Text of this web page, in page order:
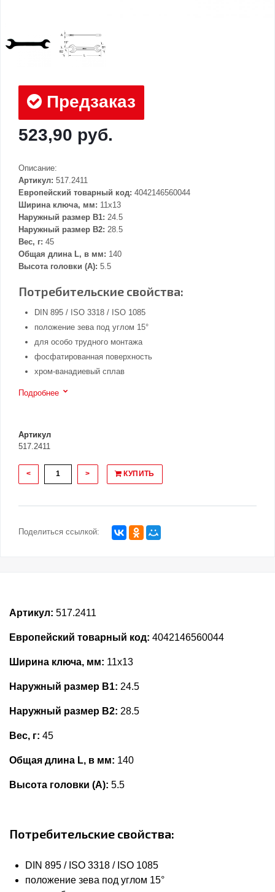
Предзаказ
523,90 руб.
Описание:
Артикул: 517.2411
Европейский товарный код: 4042146560044
Ширина ключа, мм: 11x13
Наружный размер В1: 24.5
Наружный размер В2: 28.5
Вес, г: 45
Общая длина L, в мм: 140
Высота головки (А): 5.5
Потребительские свойства:
DIN 895 / ISO 3318 / ISO 1085
положение зева под углом 15°
для особо трудного монтажа
фосфатированная поверхность
хром-ванадиевый сплав
Подробнее
Артикул
517.2411
< > КУПИТЬ
Поделиться ссылкой:
Артикул: 517.2411
Европейский товарный код: 4042146560044
Ширина ключа, мм: 11x13
Наружный размер В1: 24.5
Наружный размер В2: 28.5
Вес, г: 45
Общая длина L, в мм: 140
Высота головки (А): 5.5
Потребительские свойства:
DIN 895 / ISO 3318 / ISO 1085
положение зева под углом 15°